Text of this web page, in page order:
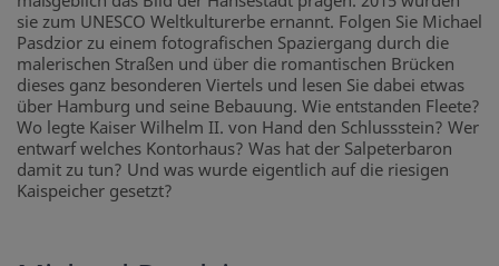
sie zum UNESCO Weltkulturerbe ernannt. Folgen Sie Michael
Pasdzior zu einem fotografischen Spaziergang durch die
malerischen Straßen und über die romantischen Brücken
dieses ganz besonderen Viertels und lesen Sie dabei etwas
über Hamburg und seine Bebauung. Wie entstanden Fleete?
Wo legte Kaiser Wilhelm II. von Hand den Schlussstein? Wer
entwarf welches Kontorhaus? Was hat der Salpeterbaron
damit zu tun? Und was wurde eigentlich auf die riesigen
Kaispeicher gesetzt?